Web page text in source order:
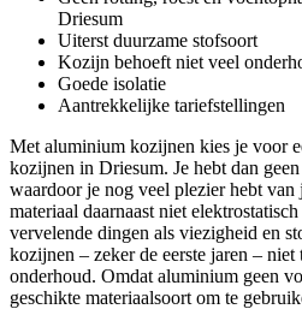
Driesum
Uiterst duurzame stofsoort
Kozijn behoeft niet veel
Goede isolatie
Aantrekkelijke tariefstellingen
Met aluminium kozijnen kies je voor
kozijnen in Driesum. Je hebt dan
waardoor je nog veel plezier hebt
materiaal daarnaast niet
vervelende dingen als viezigheid en
kozijnen – zeker de eerste jaren –
onderhoud. Omdat aluminium geen
geschikte materiaalsoort om te